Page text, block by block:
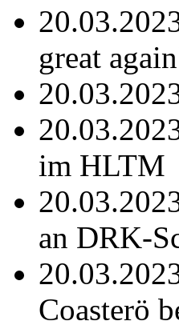
great
im HLTM
an DRK-
Coasterö